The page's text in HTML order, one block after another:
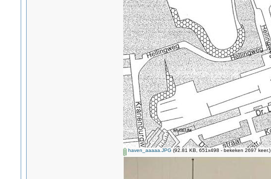
haven_aaaaa.JPG (92.81 KB, 651x498 - bekeken 2697 keer.)